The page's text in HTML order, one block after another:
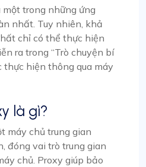
một trong những ứng
nhất. Tuy nhiên, khả
chỉ có thể thực hiện
ra trong “Trò chuyện bí
thực hiện thông qua máy
là gì?
máy chủ trung gian
đóng vai trò trung gian
chủ. Proxy giúp bảo